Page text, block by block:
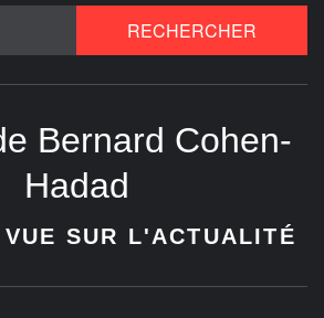
Bernard Cohen-
Hadad
SUR L'ACTUALITÉ